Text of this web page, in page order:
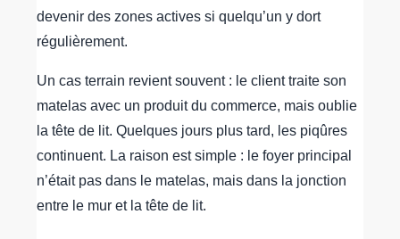
devenir des zones actives si quelqu’un y dort
régulièrement.
Un cas terrain revient souvent : le client traite son
matelas avec un produit du commerce, mais oublie
la tête de lit. Quelques jours plus tard, les piqûres
continuent. La raison est simple : le foyer principal
n’était pas dans le matelas, mais dans la jonction
entre le mur et la tête de lit.